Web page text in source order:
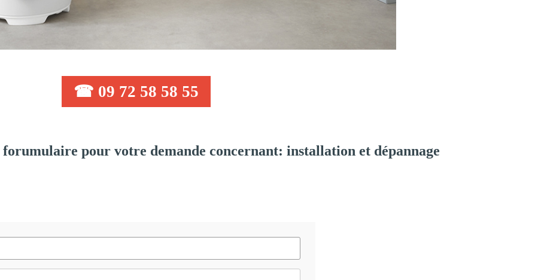
☎ 09 72 58 58 55
pour votre demande concernant: installation et dépannage